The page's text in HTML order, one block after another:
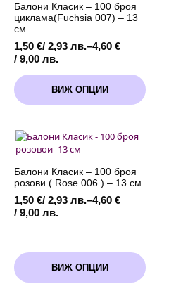
Балони Класик – 100 броя
циклама(Fuchsia 007) – 13
см
1,50 €/ 2,93 лв.–4,60 €
/ 9,00 лв.
Price
1,50 €
/
2,93 лв.
4,60 €
ВИЖ ОПЦИИ
This
product
has
variants.
The
options
may
be
chosen
on
the
Балони Класик – 100 броя
розови ( Rose 006 ) – 13 см
1,50 €/ 2,93 лв.–4,60 €
/ 9,00 лв.
Price
2,93 лв.
through
ВИЖ ОПЦИИ
This
product
has